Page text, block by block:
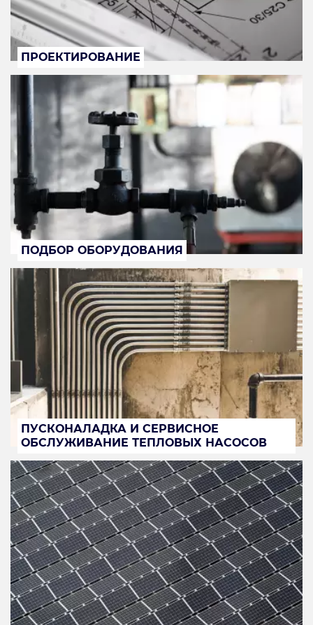
ПРОЕКТИРОВАНИЕ
ПОДБОР ОБОРУДОВАНИЯ
ПУСКОНАЛАДКА И СЕРВИСНОЕ
ОБСЛУЖИВАНИЕ ТЕПЛОВЫХ НАСОСОВ